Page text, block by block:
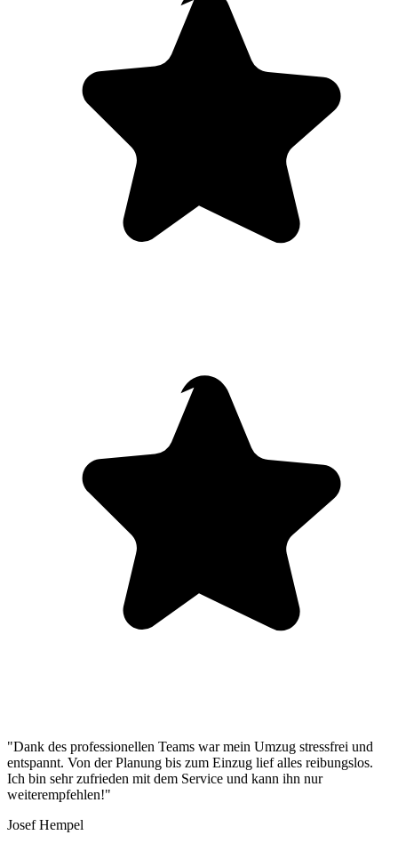
"Dank des professionellen Teams war mein Umzug stressfrei und
entspannt. Von der Planung bis zum Einzug lief alles reibungslos.
Ich bin sehr zufrieden mit dem Service und kann ihn nur
weiterempfehlen!"
Josef Hempel